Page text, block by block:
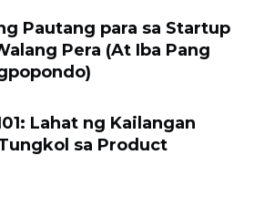
Pautang para sa Startup
Pera (At Iba Pang
Lahat ng Kailangan
sa Product